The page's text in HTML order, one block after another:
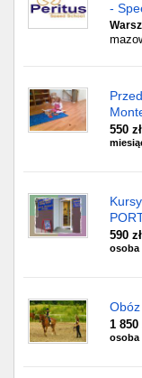
-
550 zł
590 zł
osoba
1 850
osoba